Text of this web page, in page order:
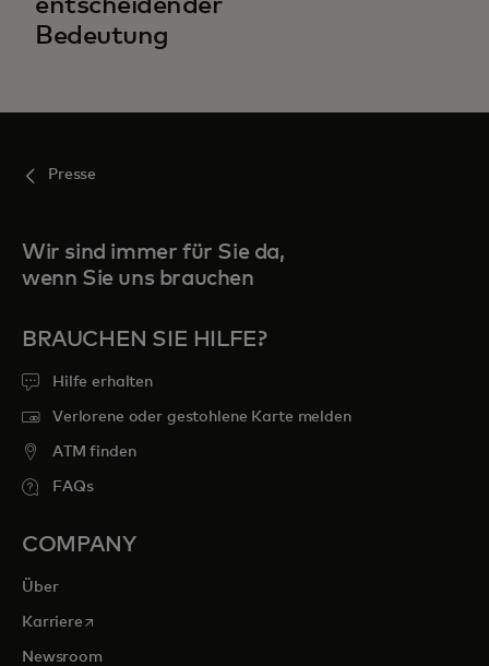
entscheidender
Bedeutung
Presse
Wir sind immer für Sie da,
wenn Sie uns brauchen
BRAUCHEN SIE HILFE?
Hilfe erhalten
Verlorene oder gestohlene Karte melden
ATM finden
FAQs
COMPANY
Über
Karrierewird in einer neuen Registerkarte geöffnet
Newsroom